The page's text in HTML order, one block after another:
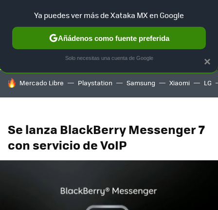
SELECCIÓN GAMING HOME AUTO TERRITORIO
HOY SE HABLA DE
Mercado Libre Playstation Samsung Xiaomi LG
Se lanza BlackBerry Messenger 7
con servicio de VoIP
×
Ya puedes ver más de Xataka MX en Google
Añádenos como fuente preferida
Solo necesitas una cuenta de Google